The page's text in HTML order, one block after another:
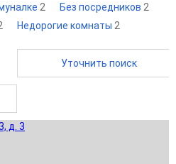
2 Без посредников 2
Недорогие комнаты 2
Уточнить поиск